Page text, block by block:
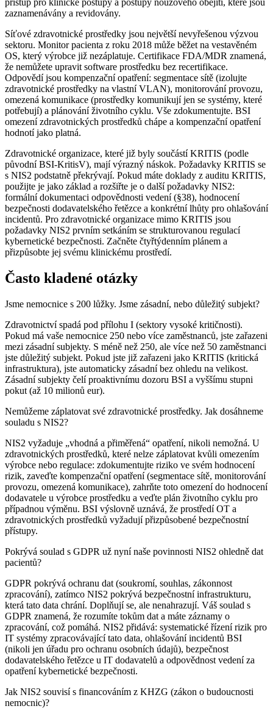
zaznamenávány a revidovány.
Síťové zdravotnické prostředky jsou největší nevyřešenou výzvou
sektoru. Monitor pacienta z roku 2018 může běžet na vestavěném
OS, který výrobce již nezáplatuje. Certifikace FDA/MDR znamená,
že nemůžete upravit software prostředku bez recertifikace.
Odpovědí jsou kompenzační opatření: segmentace sítě (izolujte
zdravotnické prostředky na vlastní VLAN), monitorování provozu,
omezená komunikace (prostředky komunikují jen se systémy, které
potřebují) a plánování životního cyklu. Vše zdokumentujte. BSI
omezení zdravotnických prostředků chápe a kompenzační opatření
hodnotí jako platná.
Zdravotnické organizace, které již byly součástí KRITIS (podle
původní BSI-KritisV), mají výrazný náskok. Požadavky KRITIS se
s NIS2 podstatně překrývají. Pokud máte doklady z auditu KRITIS,
použijte je jako základ a rozšiřte je o další požadavky NIS2:
formální dokumentaci odpovědnosti vedení (§38), hodnocení
bezpečnosti dodavatelského řetězce a konkrétní lhůty pro ohlašování
incidentů. Pro zdravotnické organizace mimo KRITIS jsou
požadavky NIS2 prvním setkáním se strukturovanou regulací
kybernetické bezpečnosti. Začněte čtyřtýdenním plánem a
přizpůsobte jej svému klinickému prostředí.
Často kladené otázky
Jsme nemocnice s 200 lůžky. Jsme zásadní, nebo důležitý subjekt?
Zdravotnictví spadá pod přílohu I (sektory vysoké kritičnosti).
Pokud má vaše nemocnice 250 nebo více zaměstnanců, jste zařazeni
mezi zásadní subjekty. S méně než 250, ale více než 50 zaměstnanci
jste důležitý subjekt. Pokud jste již zařazeni jako KRITIS (kritická
infrastruktura), jste automaticky zásadní bez ohledu na velikost.
Zásadní subjekty čelí proaktivnímu dozoru BSI a vyššímu stupni
pokut (až 10 milionů eur).
Nemůžeme záplatovat své zdravotnické prostředky. Jak dosáhneme
souladu s NIS2?
NIS2 vyžaduje „vhodná a přiměřená“ opatření, nikoli nemožná. U
zdravotnických prostředků, které nelze záplatovat kvůli omezením
výrobce nebo regulace: zdokumentujte riziko ve svém hodnocení
rizik, zaveďte kompenzační opatření (segmentace sítě, monitorování
provozu, omezená komunikace), zahrňte toto omezení do hodnocení
dodavatele u výrobce prostředku a veďte plán životního cyklu pro
případnou výměnu. BSI výslovně uznává, že prostředí OT a
zdravotnických prostředků vyžadují přizpůsobené bezpečnostní
přístupy.
Pokrývá soulad s GDPR už nyní naše povinnosti NIS2 ohledně dat
pacientů?
GDPR pokrývá ochranu dat (soukromí, souhlas, zákonnost
zpracování), zatímco NIS2 pokrývá bezpečnostní infrastrukturu,
která tato data chrání. Doplňují se, ale nenahrazují. Váš soulad s
GDPR znamená, že rozumíte tokům dat a máte záznamy o
zpracování, což pomáhá. NIS2 přidává: systematické řízení rizik pro
IT systémy zpracovávající tato data, ohlašování incidentů BSI
(nikoli jen úřadu pro ochranu osobních údajů), bezpečnost
dodavatelského řetězce u IT dodavatelů a odpovědnost vedení za
opatření kybernetické bezpečnosti.
Jak NIS2 souvisí s financováním z KHZG (zákon o budoucnosti
nemocnic)?